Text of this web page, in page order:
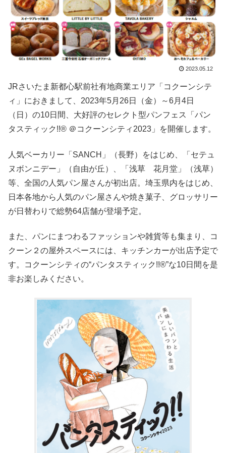
2023.05.12
JRさいたま新都心駅前社有地商業エリア「コクーンシテ
ィ」におきまして、2023年5月26日（金）～6月4日
（日）の10日間、大好評のセレクト型パンフェス「パン
タスティック!!® ＠コクーンシティ2023」を開催します。
人気ベーカリー「SANCH」（長野）をはじめ、「セテュ
ヌボンニデー」（自由が丘）、「浅草 花月堂」（浅草）
等、全国の人気パン屋さんが初出店。埼玉県内をはじめ、
日本各地から人気のパン屋さんや焼き菓子、グロッサリー
が日替わりで総勢64店舗が登場予定。
また、パンにまつわるファッションや雑貨等も集まり、コ
クーン２の屋外スペースには、キッチンカーが出店予定で
す。コクーンシティの“パンタスティック!!®”な10日間を是
非お楽しみください。